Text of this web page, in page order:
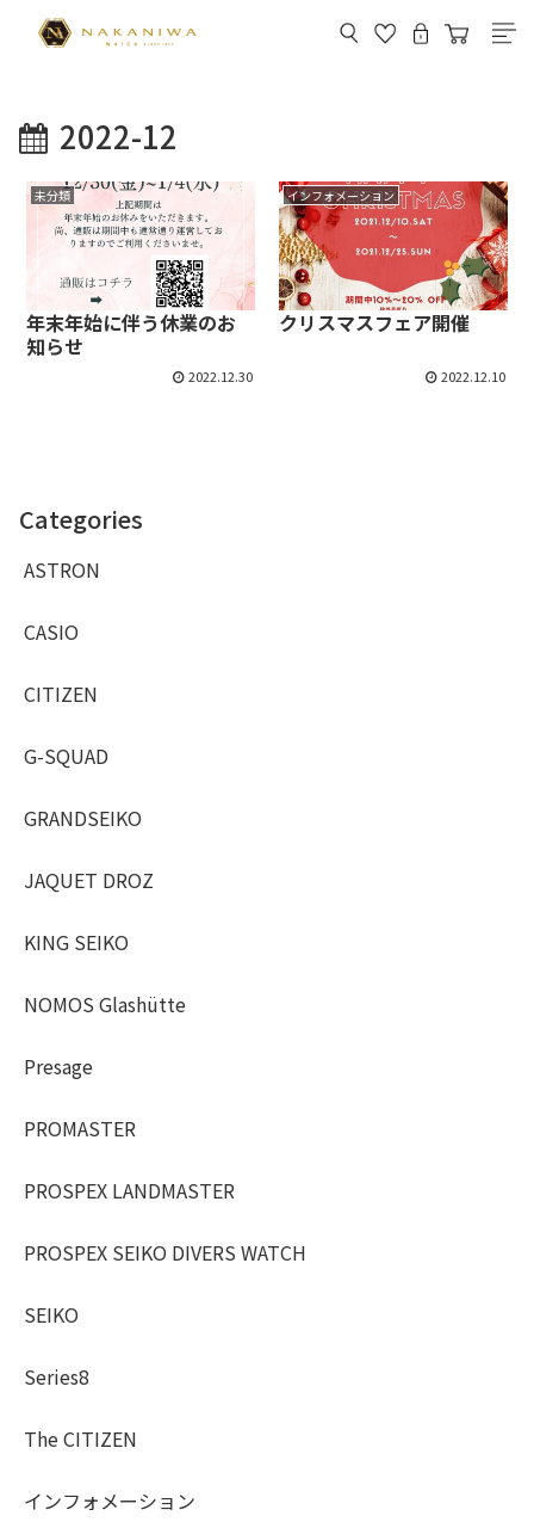
2022-12
未分類
年末年始に伴う休業のお
知らせ
2022.12.30
インフォメーション
クリスマスフェア開催
2022.12.10
Categories
ASTRON
CASIO
CITIZEN
G-SQUAD
GRANDSEIKO
JAQUET DROZ
KING SEIKO
NOMOS Glashütte
Presage
PROMASTER
PROSPEX LANDMASTER
PROSPEX SEIKO DIVERS WATCH
SEIKO
Series8
The CITIZEN
インフォメーション